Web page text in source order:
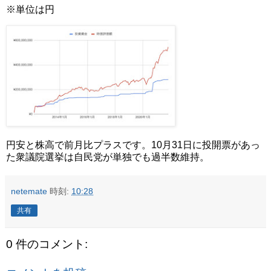
※単位は円
円安と株高で前月比プラスです。10月31日に投開票があっ
た衆議院選挙は自民党が単独でも過半数維持。
netemate 時刻: 10:28
共有
0 件のコメント: